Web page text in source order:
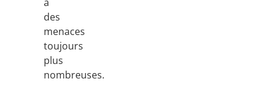
des
menaces
toujours
plus
nombreuses.